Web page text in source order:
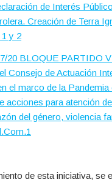
de Interés
Creación de Terra
y 2
20 BLOQUE PARTIDO
Consejo de Actuación
el marco de la
acciones para atención
del género, violencia
de esta iniciativa, se